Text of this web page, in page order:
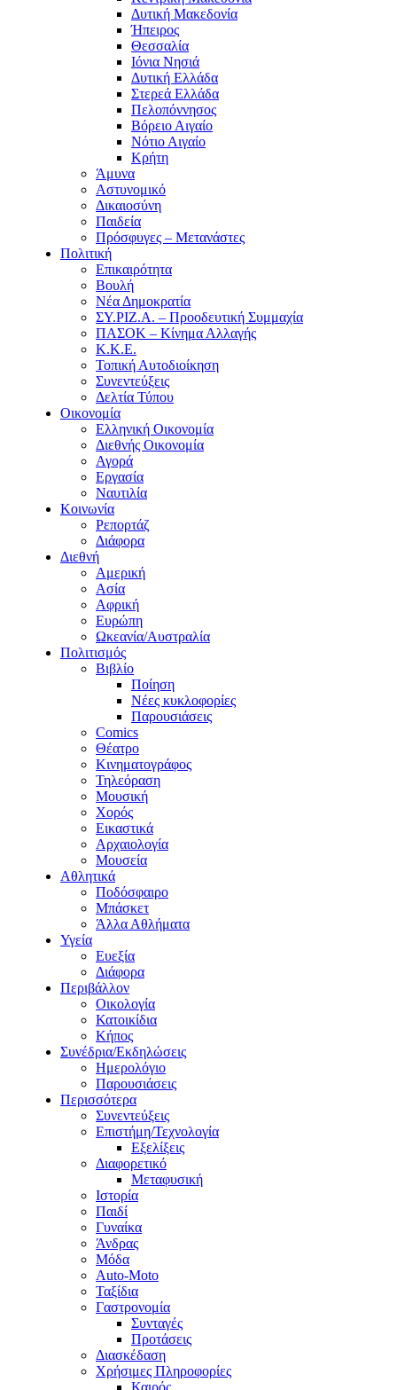
Δυτική Μακεδονία
Ήπειρος
Θεσσαλία
Ιόνια Νησιά
Δυτική Ελλάδα
Στερεά Ελλάδα
Πελοπόννησος
Βόρειο Αιγαίο
Νότιο Αιγαίο
Κρήτη
Άμυνα
Αστυνομικό
Δικαιοσύνη
Παιδεία
Πρόσφυγες – Μετανάστες
Πολιτική
Επικαιρότητα
Βουλή
Νέα Δημοκρατία
ΣΥ.ΡΙΖ.Α. – Προοδευτική Συμμαχία
ΠΑΣΟΚ – Κίνημα Αλλαγής
Κ.Κ.Ε.
Τοπική Αυτοδιοίκηση
Συνεντεύξεις
Δελτία Τύπου
Οικονομία
Ελληνική Οικονομία
Διεθνής Οικονομία
Αγορά
Εργασία
Ναυτιλία
Κοινωνία
Ρεπορτάζ
Διάφορα
Διεθνή
Αμερική
Ασία
Αφρική
Ευρώπη
Ωκεανία/Αυστραλία
Πολιτισμός
Βιβλίο
Ποίηση
Νέες κυκλοφορίες
Παρουσιάσεις
Comics
Θέατρο
Κινηματογράφος
Τηλεόραση
Μουσική
Χορός
Εικαστικά
Αρχαιολογία
Μουσεία
Αθλητικά
Ποδόσφαιρο
Μπάσκετ
Άλλα Αθλήματα
Υγεία
Ευεξία
Διάφορα
Περιβάλλον
Οικολογία
Κατοικίδια
Κήπος
Συνέδρια/Εκδηλώσεις
Ημερολόγιο
Παρουσιάσεις
Περισσότερα
Συνεντεύξεις
Επιστήμη/Τεχνολογία
Εξελίξεις
Διαφορετικό
Μεταφυσική
Ιστορία
Παιδί
Γυναίκα
Άνδρας
Μόδα
Auto-Moto
Ταξίδια
Γαστρονομία
Συνταγές
Προτάσεις
Διασκέδαση
Χρήσιμες Πληροφορίες
Καιρός